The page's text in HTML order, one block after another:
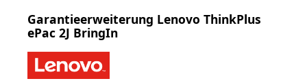
Garantieerweiterung Lenovo ThinkPlus
ePac 2J BringIn